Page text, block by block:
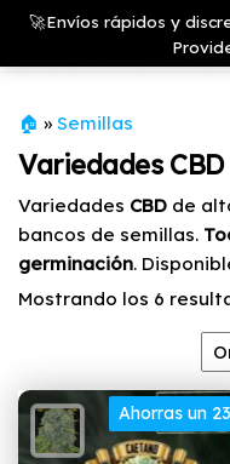
Saltar
contenido
🚀Envíos rápidos y
🏠 » Semillas
Variedades CBD
Variedades CBD de
bancos de semillas.
germinación.
Mostrando los 6
Ahorras un